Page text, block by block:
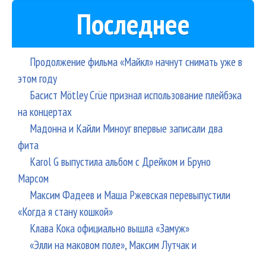
Последнее
Продолжение фильма «Майкл» начнут снимать уже в
этом году
Басист Mötley Crüe признал использование плейбэка
на концертах
Мадонна и Кайли Миноуг впервые записали два
фита
Karol G выпустила альбом с Дрейком и Бруно
Марсом
Максим Фадеев и Маша Ржевская перевыпустили
«Когда я стану кошкой»
Клава Кока официально вышла «Замуж»
«Элли на маковом поле», Максим Лутчак и